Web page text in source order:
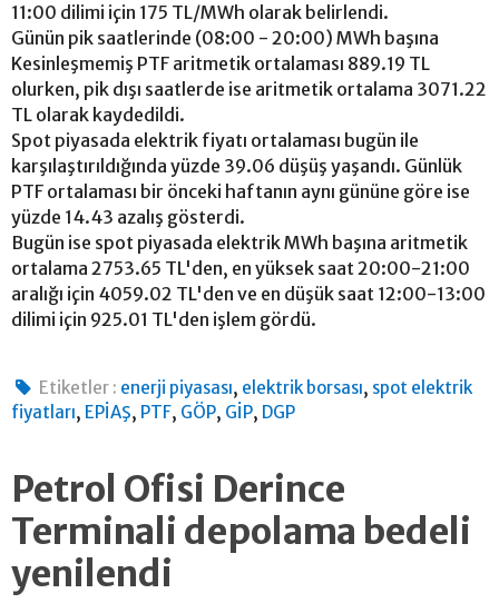
11:00 dilimi için 175 TL/MWh olarak belirlendi.
Günün pik saatlerinde (08:00 - 20:00) MWh başına
Kesinleşmemiş PTF aritmetik ortalaması 889.19 TL
olurken, pik dışı saatlerde ise aritmetik ortalama 3071.22
TL olarak kaydedildi.
Spot piyasada elektrik fiyatı ortalaması bugün ile
karşılaştırıldığında yüzde 39.06 düşüş yaşandı. Günlük
PTF ortalaması bir önceki haftanın aynı gününe göre ise
yüzde 14.43 azalış gösterdi.
Bugün ise spot piyasada elektrik MWh başına aritmetik
ortalama 2753.65 TL'den, en yüksek saat 20:00-21:00
aralığı için 4059.02 TL'den ve en düşük saat 12:00-13:00
dilimi için 925.01 TL'den işlem gördü.
Etiketler : enerji piyasası, elektrik borsası, spot elektrik
fiyatları, EPİAŞ, PTF, GÖP, GİP, DGP
Petrol Ofisi Derince
Terminali depolama bedeli
yenilendi